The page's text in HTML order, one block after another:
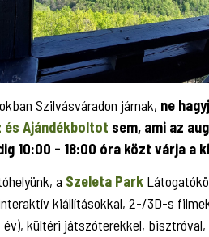
Szilvásváradon járnak, ne
és Ajándékboltot sem, ami az
10:00 - 18:00 óra közt várja a
a Szeleta Park
kiállításokkal, 2-/3D-s
év), kültéri játszóterekkel,